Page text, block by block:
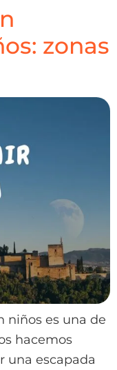
zonas
niños es una de
hacemos
una escapada